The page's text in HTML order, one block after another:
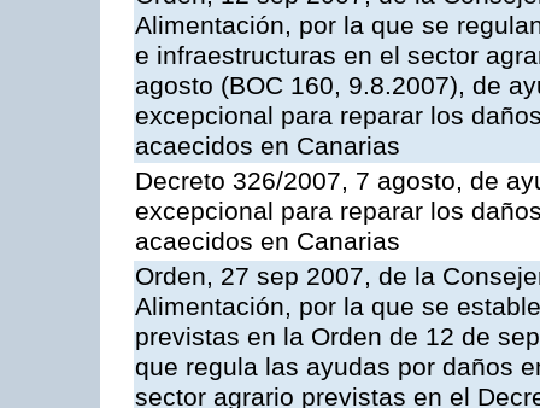
Alimentación, por la que se
e infraestructuras en el sector
agosto (BOC 160, 9.8.2007), de
excepcional para reparar los
acaecidos en Canarias
Decreto 326/2007, 7 agosto, de
excepcional para reparar los
acaecidos en Canarias
Orden, 27 sep 2007, de la
Alimentación, por la que se
previstas en la Orden de 12 de
que regula las ayudas por daños
sector agrario previstas en el